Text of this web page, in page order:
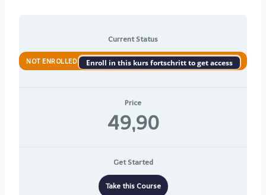
Current Status
NOT ENROLLED Enroll in this kurs fortschritt to get access
Price
49,90
Get Started
Take this Course